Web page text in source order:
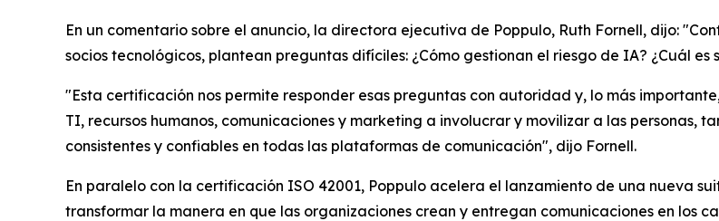
En un comentario sobre el anuncio, la directora ejecutiva de Poppulo, Ruth Fornell, dijo:
socios tecnológicos, plantean preguntas difíciles: ¿Cómo gestionan el riesgo de IA? ¿Cuál
"Esta certificación nos permite responder esas preguntas con autoridad y, lo más
TI, recursos humanos, comunicaciones y marketing a involucrar y movilizar a las personas,
consistentes y confiables en todas las plataformas de comunicación", dijo Fornell.
En paralelo con la certificación ISO 42001, Poppulo acelera el lanzamiento de una nueva
transformar la manera en que las organizaciones crean y entregan comunicaciones en los